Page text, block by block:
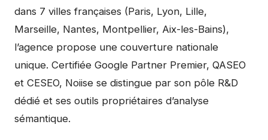
dans 7 villes françaises (Paris, Lyon, Lille,
Marseille, Nantes, Montpellier, Aix-les-Bains),
l’agence propose une couverture nationale
unique. Certifiée Google Partner Premier, QASEO
et CESEO, Noiise se distingue par son pôle R&D
dédié et ses outils propriétaires d’analyse
sémantique.